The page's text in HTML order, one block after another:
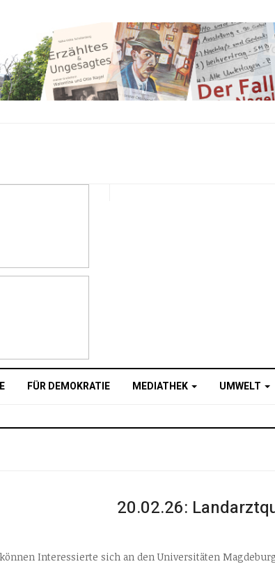
FÜR DEMOKRATIE MEDIATHEK UMWELT
20.02.26:
Interessierte sich an den Universitäten